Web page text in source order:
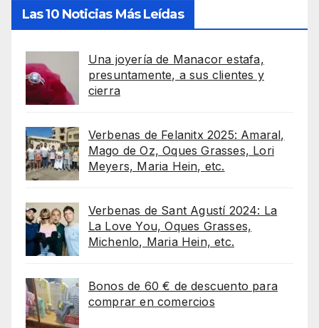
Las 10 Noticias Más Leídas
Una joyería de Manacor estafa,
presuntamente, a sus clientes y
cierra
Verbenas de Felanitx 2025: Amaral,
Mago de Oz, Oques Grasses, Lori
Meyers, Maria Hein, etc.
Verbenas de Sant Agustí 2024: La
La Love You, Oques Grasses,
Michenlo, Maria Hein, etc.
Bonos de 60 € de descuento para
comprar en comercios